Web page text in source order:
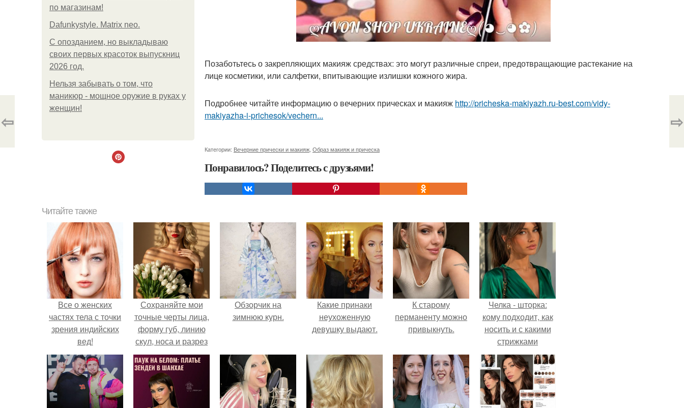
по магазинам!
Dafunkystyle. Matrix neo.
С опозданием, но выкладываю
своих первых красоток выпускниц
2026 год.
Нельзя забывать о том, что
маникюр - мощное оружие в руках у
женщин!
Позаботьтесь о закрепляющих макияж средствах: это могут различные спреи, предотвращающие растекание на
лице косметики, или салфетки, впитывающие излишки кожного жира.
Подробнее читайте информацию о вечерних прическах и макияж http://pricheska-makiyazh.ru-best.com/vidy-
makiyazha-i-prichesok/vechern...
Категории: Вечерние прически и макияж Образ макияж и прическа
Понравилось? Поделитесь с друзьями!
⇦ ⇨
Читайте также
Все о женских
частях тела с точки
зрения индийских
вед!
Сохраняйте мои
точные черты лица,
форму губ, линию
скул, носа и разрез
глаз.
Обзорчик на
зимнюю курн.
Какие принаки
неухоженную
девушку выдают.
К старому
перманенту можно
привыкнуть.
Челка - шторка:
кому подходит, как
носить и с какими
стрижками
сочетать.